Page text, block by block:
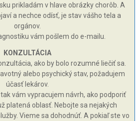
prikladám v hlave obrázky chorôb. A
a nechce odísť, je stav vášho tela a
orgánov.
vám pošlem do e-mailu.
KONZULTÁCIA
ako by bolo rozumné liečiť sa.
alebo psychický stav, požadujem
účasť lekárov.
vám vypracujem návrh, ako podporiť
platená oblasť. Nebojte sa nejakých
Vieme sa dohodnúť. A pokiaľ ste vo